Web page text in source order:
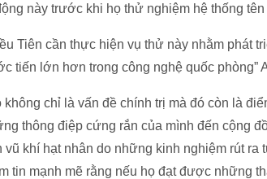
này trước khi họ thử nghiệm hệ thống
Tiên cần thực hiện vụ thử này nhằm phát
tiến lớn hơn trong công nghệ quốc phòng”
không chỉ là vấn đề chính trị mà đó còn là
thông điệp cứng rắn của mình đến cộng
vũ khí hạt nhân do những kinh nghiệm rút ra
tin mạnh mẽ rằng nếu họ đạt được những